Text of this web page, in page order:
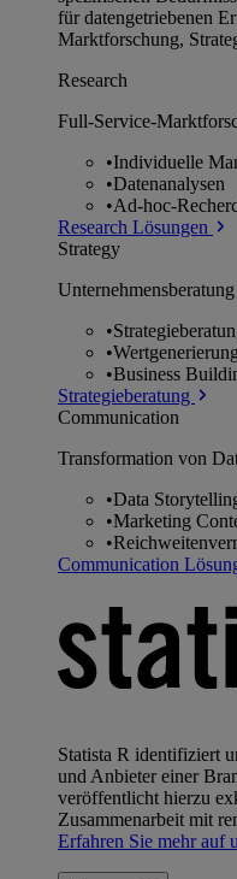
für datengetriebenen
Marktforschung,
Research
Full-Service-
•Individuelle
•Datenanalysen
•Ad-hoc-
Research Lösungen
Strategy
•
•
•Business
Strategieberatung
Communication
Transformation von
•Data
•Marketing
•
Communication
Statista R identifiziert
und Anbieter einer
veröffentlicht hierzu
Zusammenarbeit mit
Erfahren Sie mehr auf